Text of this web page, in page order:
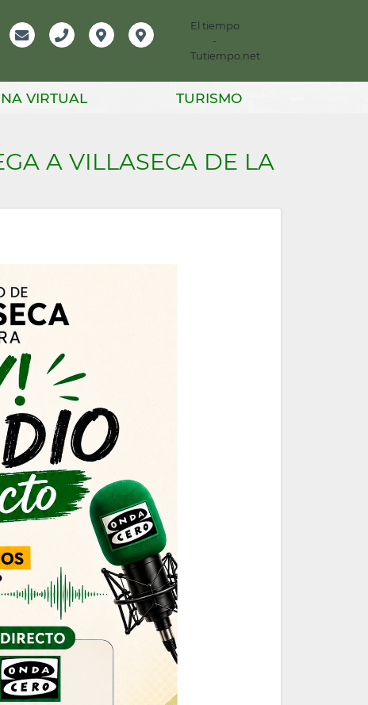
El tiempo
-
Tutiempo.net
VIRTUAL TURISMO
A VILLASECA DE LA